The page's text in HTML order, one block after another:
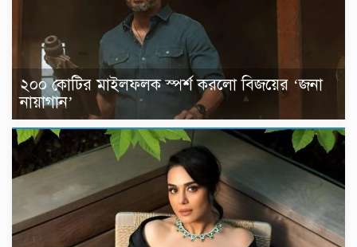
২০০ কোটির মাইলফলক স্পর্শ করলো বিজয়ের ‘জনা
নায়াগান’